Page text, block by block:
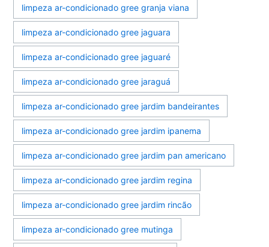
limpeza ar-condicionado gree granja viana
limpeza ar-condicionado gree jaguara
limpeza ar-condicionado gree jaguaré
limpeza ar-condicionado gree jaraguá
limpeza ar-condicionado gree jardim bandeirantes
limpeza ar-condicionado gree jardim ipanema
limpeza ar-condicionado gree jardim pan americano
limpeza ar-condicionado gree jardim regina
limpeza ar-condicionado gree jardim rincão
limpeza ar-condicionado gree mutinga